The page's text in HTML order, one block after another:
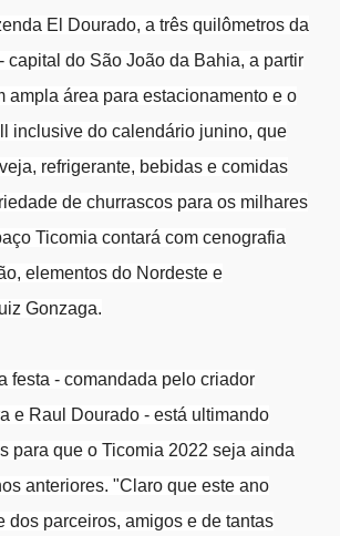
El Dourado, a três quilômetros da
capital do São João da Bahia, a partir
ampla área para estacionamento e o
inclusive do calendário junino, que
refrigerante, bebidas e comidas
de churrascos para os milhares
Ticomia contará com cenografia
elementos do Nordeste e
Gonzaga.
festa - comandada pelo criador
e Raul Dourado - está ultimando
para que o Ticomia 2022 seja ainda
anteriores. "Claro que este ano
dos parceiros, amigos e de tantas